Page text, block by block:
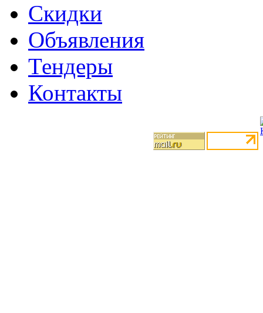
Скидки
Объявления
Тендеры
Контакты